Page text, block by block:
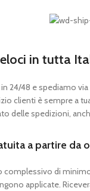
in tutta
24/48 e spediamo
clienti è sempre a
delle spedizioni,
a partire da
complessivo di
applicate.